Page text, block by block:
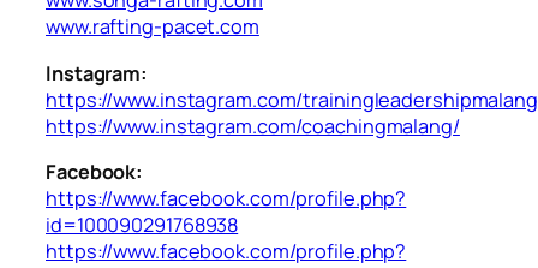
www.rafting-pacet.com
Instagram:
https://www.instagram.com/
https://www.instagram.com/coachingmalang/
Facebook:
https://www.facebook.com/profile.php?
id=100090291768938
https://www.facebook.com/profile.php?